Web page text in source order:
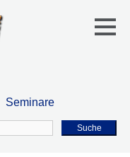
Seminare
Suche